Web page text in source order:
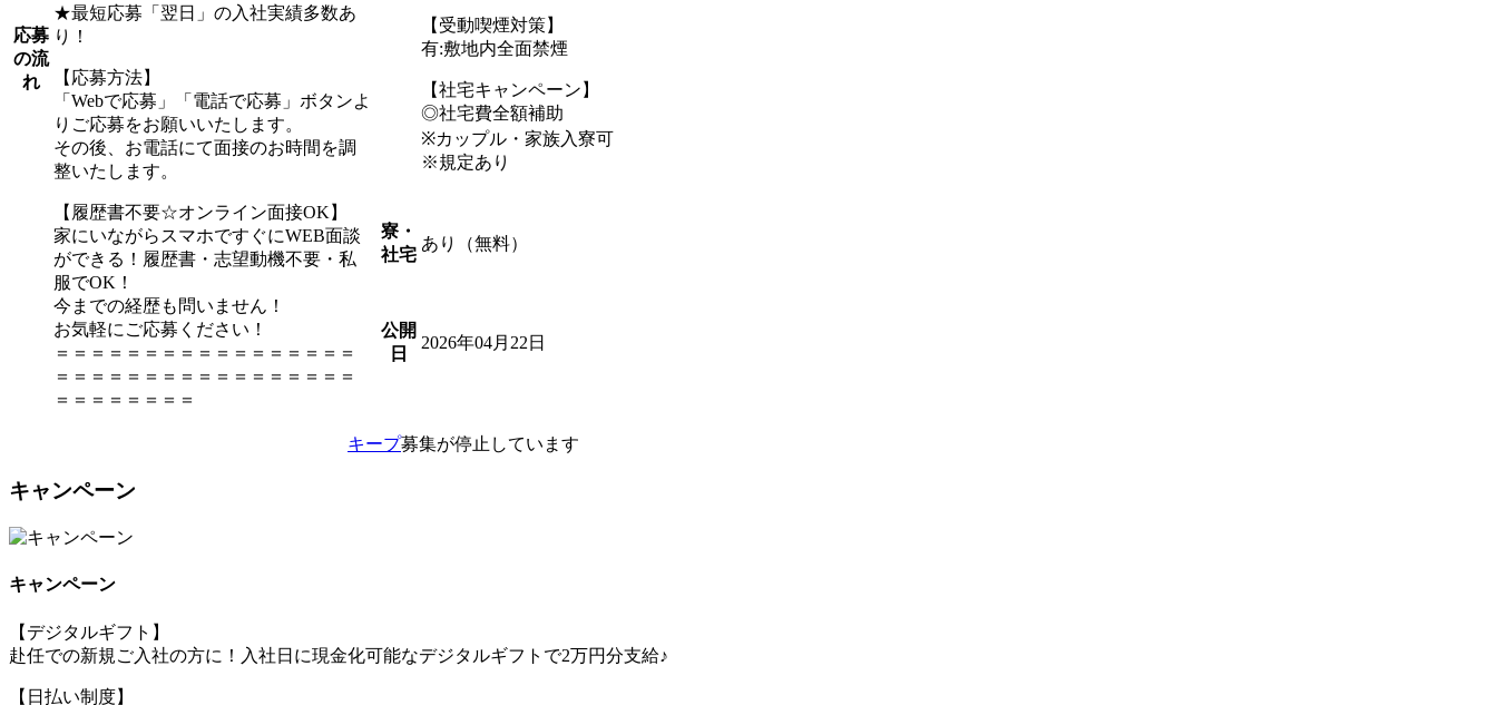
応募
の流
れ
★最短応募「翌日」の入社実績多数あ
り！
【応募方法】
「Webで応募」「電話で応募」ボタンよ
りご応募をお願いいたします。
その後、お電話にて面接のお時間を調
整いたします。
【履歴書不要☆オンライン面接OK】
家にいながらスマホですぐにWEB面談
ができる！履歴書・志望動機不要・私
服でOK！
今までの経歴も問いません！
お気軽にご応募ください！
＝＝＝＝＝＝＝＝＝＝＝＝＝＝＝＝＝
＝＝＝＝＝＝＝＝＝＝＝＝＝＝＝＝＝
＝＝＝＝＝＝＝＝
【受動喫煙対策】
有:敷地内全面禁煙
【社宅キャンペーン】
◎社宅費全額補助
※カップル・家族入寮可
※規定あり
寮・
社宅
あり（無料）
公開
日
2026年04月22日
キープ募集が停止しています
キャンペーン
キャンペーン
【デジタルギフト】
赴任での新規ご入社の方に！入社日に現金化可能なデジタルギフトで2万円分支給♪
【日払い制度】